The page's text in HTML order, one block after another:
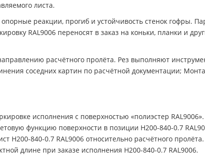
листа.
реакции, прогиб и устойчивость стенок гофры.
RAL9006 переносят в заказ на коньки, планки и
расчётного пролёта. Рез выполняют
соседних картин по расчётной документации;
исполнения с поверхностью «полиэстер RAL9006».
функцию поверхности в позиции Н200-840-0.7
Н200-840-0.7 RAL9006 относительно расчётного пролёта.
длине при заказе исполнения Н200-840-0.7 RAL9006.